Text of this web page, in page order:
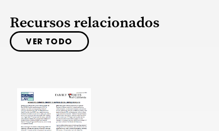
Recursos relacionados
VER TODO